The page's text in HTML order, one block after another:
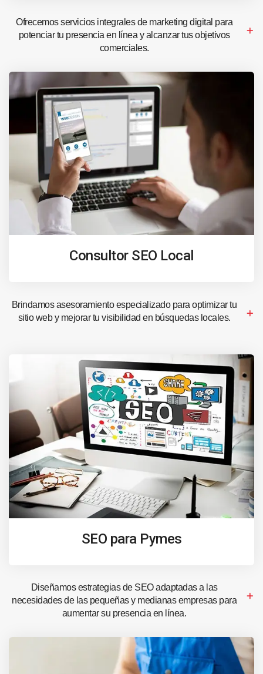
Ofrecemos servicios integrales de marketing digital para
potenciar tu presencia en línea y alcanzar tus objetivos
comerciales.
Consultor SEO Local
Brindamos asesoramiento especializado para optimizar tu
sitio web y mejorar tu visibilidad en búsquedas locales.
SEO para Pymes
Diseñamos estrategias de SEO adaptadas a las
necesidades de las pequeñas y medianas empresas para
aumentar su presencia en línea.